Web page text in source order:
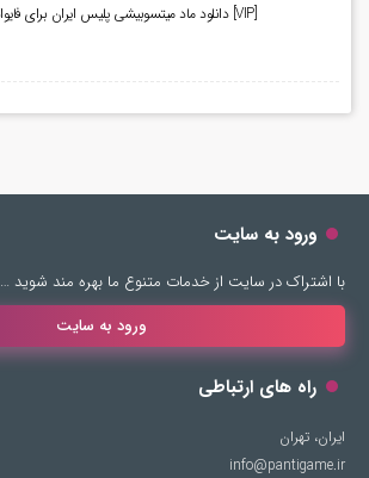
[VIP] دانلود ماد میتسوبیشی پلیس ایران برای فایوام
ورود به سایت
با اشتراک در سایت از خدمات متنوع ما بهره مند شوید …
ورود به سایت
راه های ارتباطی
ایران، تهران
info@pantigame.ir